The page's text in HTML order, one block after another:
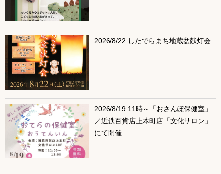
2026/8/22 したでらまち地蔵盆献灯会
2026/8/19 11時～「おさんぽ保健室」
／近鉄百貨店上本町店「文化サロン」
にて開催